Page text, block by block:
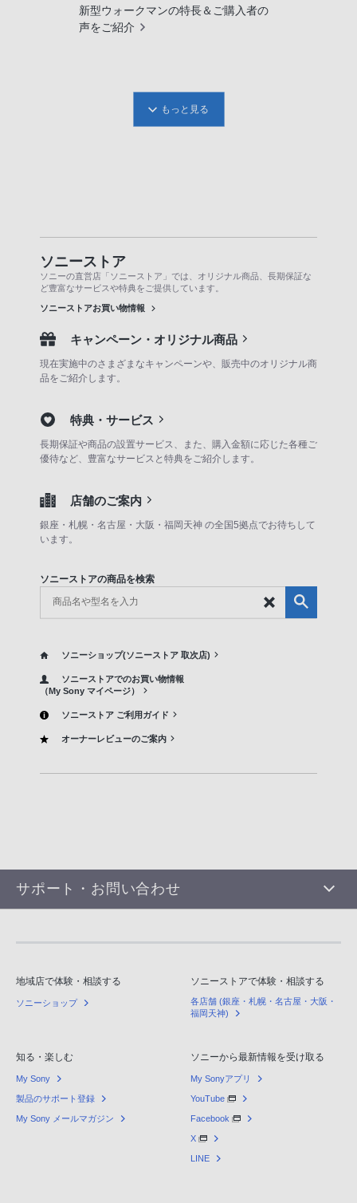
新型ウォークマンの特長＆ご購入者の
声をご紹介
もっと見る
ソニーストア
ソニーの直営店「ソニーストア」では、オリジナル商品、長期保証な
ど豊富なサービスや特典をご提供しています。
ソニーストアお買い物情報
キャンペーン・オリジナル商品
現在実施中のさまざまなキャンペーンや、販売中のオリジナル商
品をご紹介します。
特典・サービス
長期保証や商品の設置サービス、また、購入金額に応じた各種ご
優待など、豊富なサービスと特典をご紹介します。
店舗のご案内
銀座・札幌・名古屋・大阪・福岡天神 の全国5拠点でお待ちして
います。
ソニーストアの商品を検索
ソニーショップ(ソニーストア 取次店)
ソニーストアでのお買い物情報
（My Sony マイページ）
ソニーストア ご利用ガイド
オーナーレビューのご案内
サポート・お問い合わせ
地域店で体験・相談する
ソニーショップ
ソニーストアで体験・相談する
各店舗 (銀座・札幌・名古屋・大阪・
福岡天神)
知る・楽しむ
My Sony
製品のサポート登録
My Sony メールマガジン
ソニーから最新情報を受け取る
My Sonyアプリ
YouTube
Facebook
X
LINE